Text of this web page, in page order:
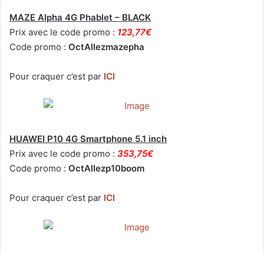
MAZE Alpha 4G Phablet – BLACK
Prix avec le code promo : 123,77€
Code promo : OctAllezmazepha
Pour craquer c’est par ICI
HUAWEI P10 4G Smartphone 5.1 inch
Prix avec le code promo : 353,75€
Code promo : OctAllezp10boom
Pour craquer c’est par ICI